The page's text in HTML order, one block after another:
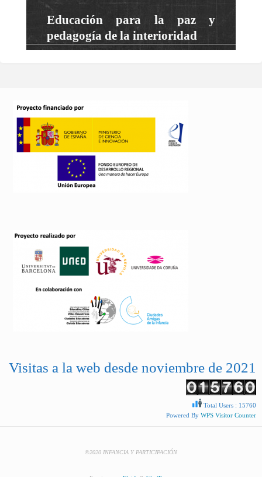
Educación para la paz y
pedagogía de la interioridad
Visitas a la web desde noviembre de 2021
Total Users : 15760
Powered By WPS Visitor Counter
©2020 INFANCIA Y PARTICIPACIÓN